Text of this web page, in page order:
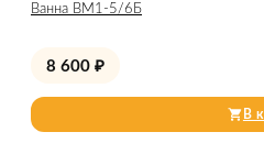
Ванна ВМ1-5/6Б
8 600 ₽
В